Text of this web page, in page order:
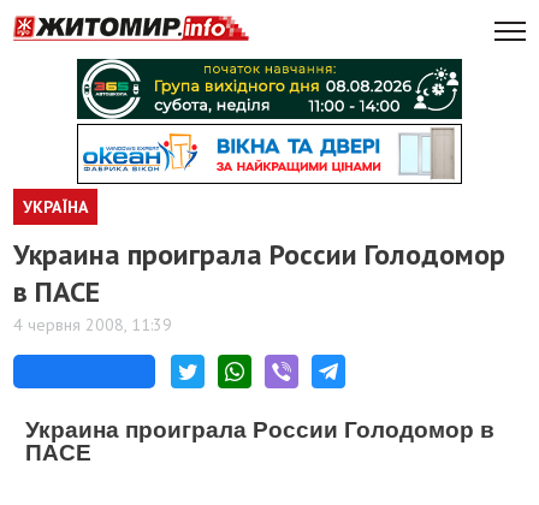
УКРАЇНА
Украина проиграла России Голодомор
в ПАСЕ
4 червня 2008, 11:39
Украина проиграла России Голодомор в
ПАСЕ